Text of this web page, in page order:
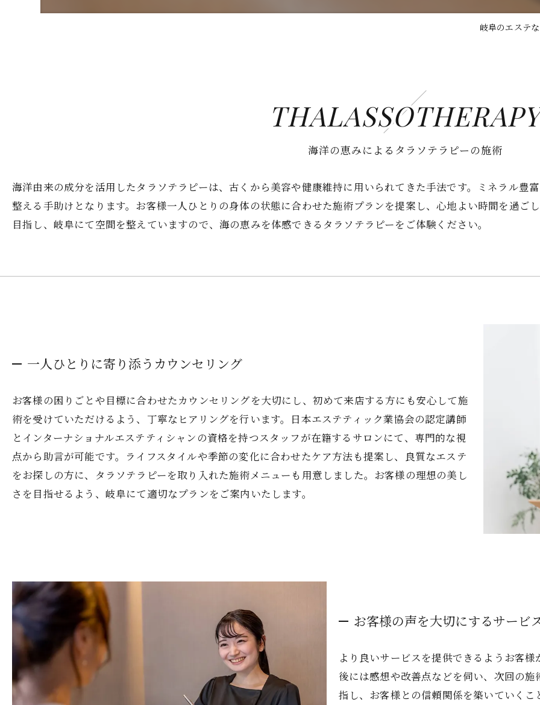
岐阜のエステ
海洋の恵みによるタラソテラピーの施術
海洋由来の成分を活用したタラソテラピーは、古くから美容や健康維持に用いられてきた手法です。ミネラル豊
整える手助けとなります。お客様一人ひとりの身体の状態に合わせた施術プランを提案し、心地よい時間を過ご
目指し、岐阜にて空間を整えていますので、海の恵みを体感できるタラソテラピーをご体験ください。
一人ひとりに寄り添うカウンセリング
お客様の困りごとや目標に合わせたカウンセリングを大切にし、初めて来店する方にも安心して施
術を受けていただけるよう、丁寧なヒアリングを行います。日本エステティック業協会の認定講師
とインターナショナルエステティシャンの資格を持つスタッフが在籍するサロンにて、専門的な視
点から助言が可能です。ライフスタイルや季節の変化に合わせたケア方法も提案し、良質なエステ
をお探しの方に、タラソテラピーを取り入れた施術メニューも用意しました。お客様の理想の美し
さを目指せるよう、岐阜にて適切なプランをご案内いたします。
お客様の声を大切にするサービ
より良いサービスを提供できるようお客
後には感想や改善点などを伺い、次回の
指し、お客様との信頼関係を築いていく